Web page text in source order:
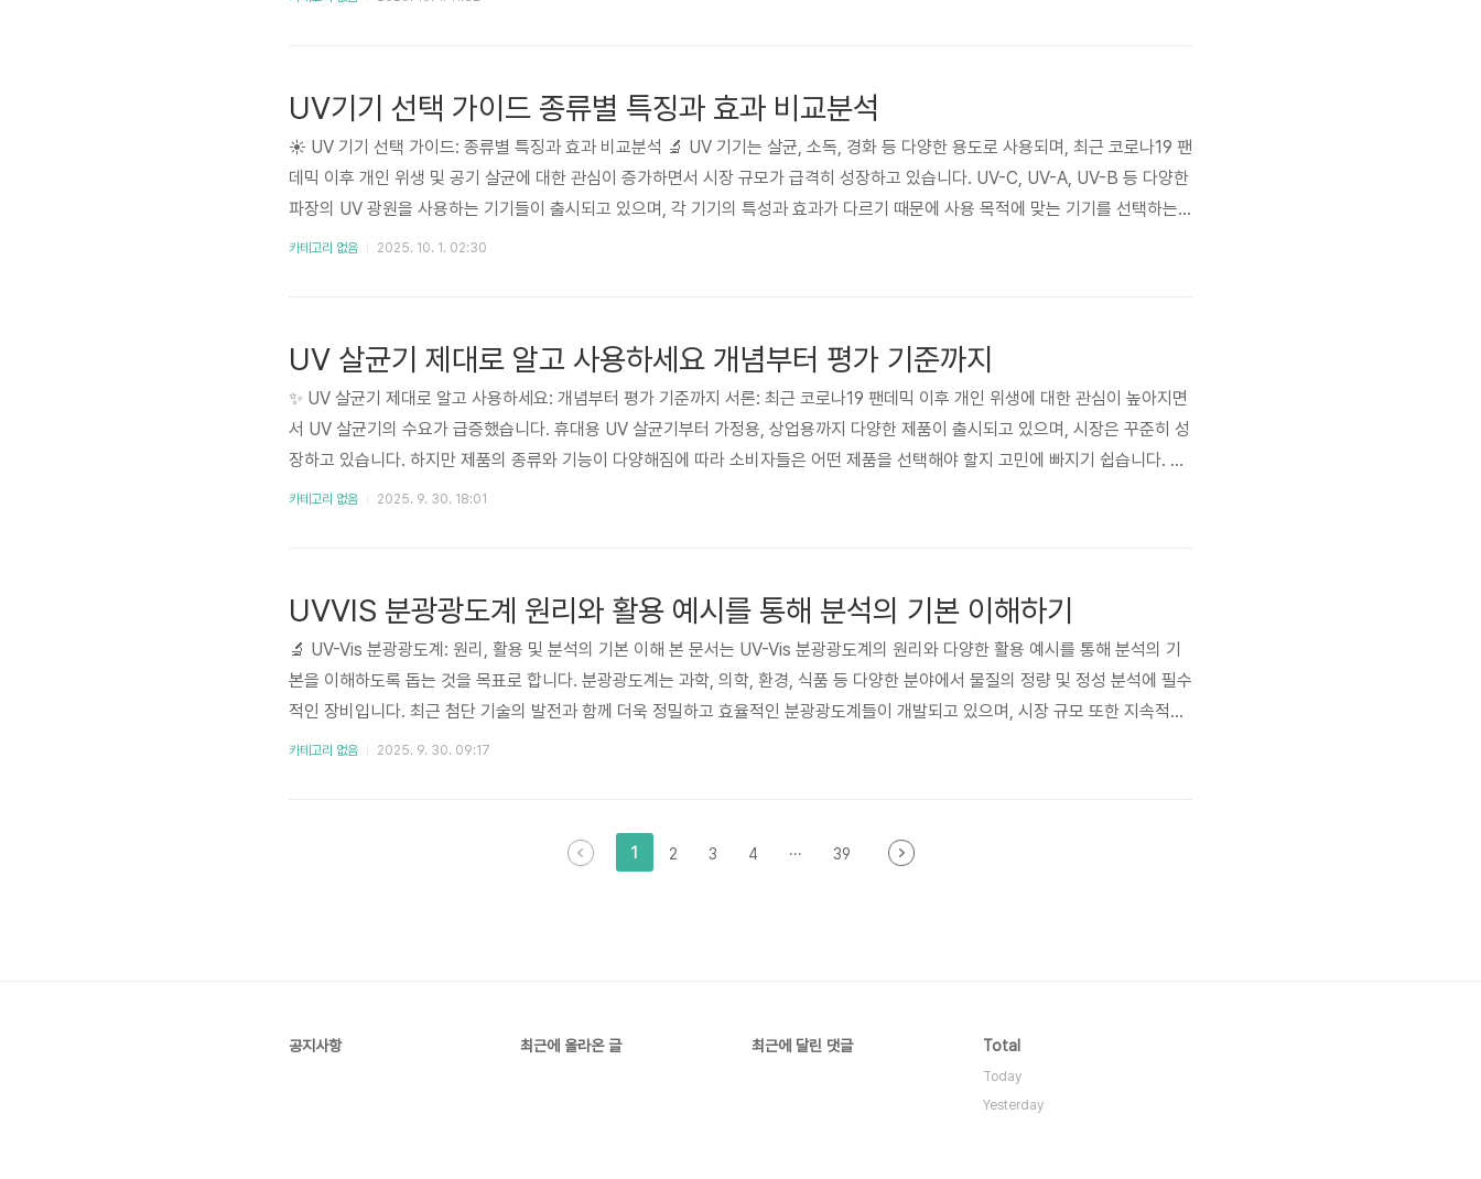
UV기기 선택 가이드 종류별 특징과 효과 비교분석
☀️ UV 기기 선택 가이드: 종류별 특징과 효과 비교분석 🔬 UV 기기는 살균, 소독, 경화 등 다양한 용도로 사용되며, 최근 코로나19 팬
데믹 이후 개인 위생 및 공기 살균에 대한 관심이 증가하면서 시장 규모가 급격히 성장하고 있습니다. UV-C, UV-A, UV-B 등 다양한
파장의 UV 광원을 사용하는 기기들이 출시되고 있으며, 각 기기의 특성과 효과가 다르기 때문에 사용 목적에 맞는 기기를 선택하는
것이 중요합니다. 소비자들은 제품 사양과 성능, 가격 등을 비교 분석하여 자신에게 적합한 기기를 선택해야 하며, 잘못된 선택은 효
카테고리 없음 2025. 10. 1. 02:30
UV 살균기 제대로 알고 사용하세요 개념부터 평가 기준까지
✨ UV 살균기 제대로 알고 사용하세요: 개념부터 평가 기준까지 서론: 최근 코로나19 팬데믹 이후 개인 위생에 대한 관심이 높아지면
서 UV 살균기의 수요가 급증했습니다. 휴대용 UV 살균기부터 가정용, 상업용까지 다양한 제품이 출시되고 있으며, 시장은 꾸준히 성
장하고 있습니다. 하지만 제품의 종류와 기능이 다양해짐에 따라 소비자들은 어떤 제품을 선택해야 할지 고민에 빠지기 쉽습니다. 본
가이드에서는 UV 살균기의 원리, 시장 현황, 주요 제품 비교 분석, 그리고 현명한 구매를 위한 팁까지 자세하게 알아보겠습니다. 🦠
카테고리 없음 2025. 9. 30. 18:01
UVVIS 분광광도계 원리와 활용 예시를 통해 분석의 기본 이해하기
🔬 UV-Vis 분광광도계: 원리, 활용 및 분석의 기본 이해 본 문서는 UV-Vis 분광광도계의 원리와 다양한 활용 예시를 통해 분석의 기
본을 이해하도록 돕는 것을 목표로 합니다. 분광광도계는 과학, 의학, 환경, 식품 등 다양한 분야에서 물질의 정량 및 정성 분석에 필수
적인 장비입니다. 최근 첨단 기술의 발전과 함께 더욱 정밀하고 효율적인 분광광도계들이 개발되고 있으며, 시장 규모 또한 지속적으
로 성장하고 있습니다. 특히, 환경 모니터링, 의료 진단, 신약 개발 등의 분야에서 그 중요성이 더욱 부각되고 있습니다. 이러한 시장의
카테고리 없음 2025. 9. 30. 09:17
1 2 3 4 ··· 39
공지사항 최근에 올라온 글 최근에 달린 댓글 Total
Today
Yesterday